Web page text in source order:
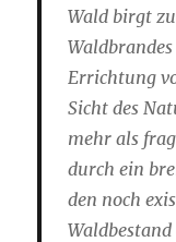
Wald birgt
Errichtung
Sicht des
mehr als
durch ein
den noch